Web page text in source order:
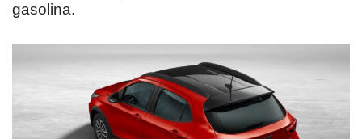
gasolina.